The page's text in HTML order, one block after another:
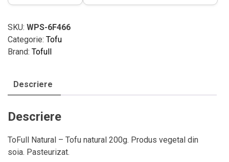
SKU: WPS-6F466
Categorie: Tofu
Brand: Tofull
Descriere
Descriere
ToFull Natural – Tofu natural 200g. Produs vegetal din
soia. Pasteurizat.